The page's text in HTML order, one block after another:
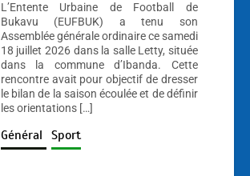
L’Entente Urbaine de Football de
Bukavu (EUFBUK) a tenu son
Assemblée générale ordinaire ce samedi
18 juillet 2026 dans la salle Letty, située
dans la commune d’Ibanda. Cette
rencontre avait pour objectif de dresser
le bilan de la saison écoulée et de définir
les orientations […]
Général Sport